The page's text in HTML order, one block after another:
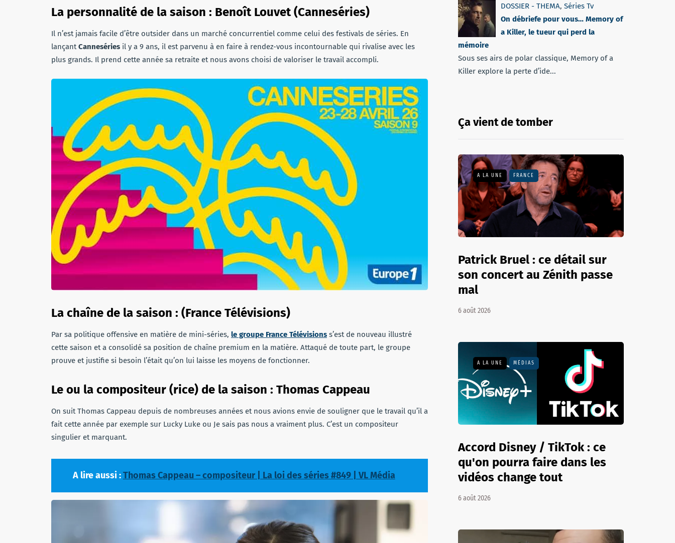
La personnalité de la saison : Benoît Louvet (Canneséries)
Il n’est jamais facile d’être outsider dans un marché concurrentiel comme celui des festivals de séries. En
lançant Canneséries il y a 9 ans, il est parvenu à en faire à rendez-vous incontournable qui rivalise avec les
plus grands. Il prend cette année sa retraite et nous avons choisi de valoriser le travail accompli.
La chaîne de la saison : (France Télévisions)
Par sa politique offensive en matière de mini-séries, le groupe France Télévisions s’est de nouveau illustré
cette saison et a consolidé sa position de chaîne premium en la matière. Attaqué de toute part, le groupe
prouve et justifie si besoin l’était qu’on lui laisse les moyens de fonctionner.
Le ou la compositeur (rice) de la saison : Thomas Cappeau
On suit Thomas Cappeau depuis de nombreuses années et nous avions envie de souligner que le travail qu’il a
fait cette année par exemple sur Lucky Luke ou Je sais pas nous a vraiment plus. C’est un compositeur
singulier et marquant.
A lire aussi :Thomas Cappeau – compositeur | La loi des séries #849 | VL Média
DOSSIER - THEMA, Séries Tv
On débriefe pour vous… Memory of
a Killer, le tueur qui perd la
mémoire
Sous ses airs de polar classique, Memory of a
Killer explore la perte d’ide...
Ça vient de tomber
A LA UNE FRANCE
Patrick Bruel : ce détail sur
son concert au Zénith passe
mal
6 août 2026
A LA UNE MÉDIAS
Accord Disney / TikTok : ce
qu'on pourra faire dans les
vidéos change tout
6 août 2026